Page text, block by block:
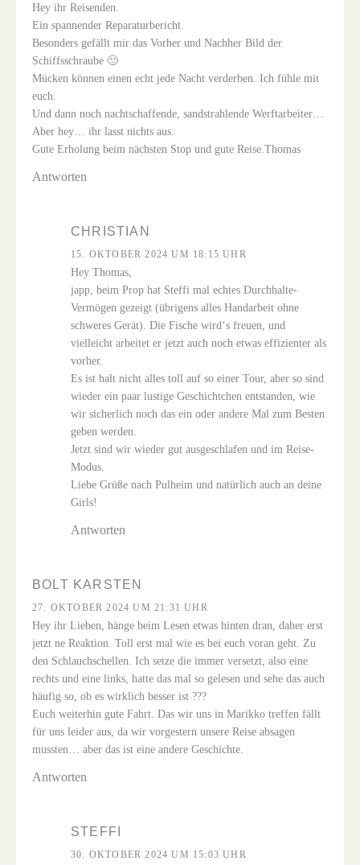
Hey ihr Reisenden.
Ein spannender Reparaturbericht.
Besonders gefällt mir das Vorher und Nachher Bild der
Schiffsschraube 🙂
Mücken können einen echt jede Nacht verderben. Ich fühle mit
euch.
Und dann noch nachtschaffende, sandstrahlende Werftarbeiter…
Aber hey… ihr lasst nichts aus.
Gute Erholung beim nächsten Stop und gute Reise. Thomas
Antworten
CHRISTIAN
15. OKTOBER 2024 UM 18:15 UHR
Hey Thomas,
japp, beim Prop hat Steffi mal echtes Durchhalte-
Vermögen gezeigt (übrigens alles Handarbeit ohne
schweres Gerät). Die Fische wird‘s freuen, und
vielleicht arbeitet er jetzt auch noch etwas effizienter als
vorher.
Es ist halt nicht alles toll auf so einer Tour, aber so sind
wieder ein paar lustige Geschichtchen entstanden, wie
wir sicherlich noch das ein oder andere Mal zum Besten
geben werden.
Jetzt sind wir wieder gut ausgeschlafen und im Reise-
Modus.
Liebe Grüße nach Pulheim und natürlich auch an deine
Girls!
Antworten
BOLT KARSTEN
27. OKTOBER 2024 UM 21:31 UHR
Hey ihr Lieben, hänge beim Lesen etwas hinten dran, daher erst
jetzt ne Reaktion. Toll erst mal wie es bei euch voran geht. Zu
den Schlauchschellen. Ich setze die immer versetzt, also eine
rechts und eine links, hatte das mal so gelesen und sehe das auch
häufig so, ob es wirklich besser ist ???
Euch weiterhin gute Fahrt. Das wir uns in Marikko treffen fällt
für uns leider aus, da wir vorgestern unsere Reise absagen
mussten… aber das ist eine andere Geschichte.
Antworten
STEFFI
30. OKTOBER 2024 UM 15:03 UHR